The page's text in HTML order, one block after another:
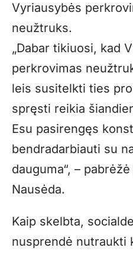
Vyriausybės
neužtruks.
„Dabar tikiuosi, kad
perkrovimas
leis susitelkti ties
spręsti reikia
Esu pasirengęs
bendradarbiauti su
dauguma“, –
Nausėda.
Kaip skelbta,
nusprendė nutraukti